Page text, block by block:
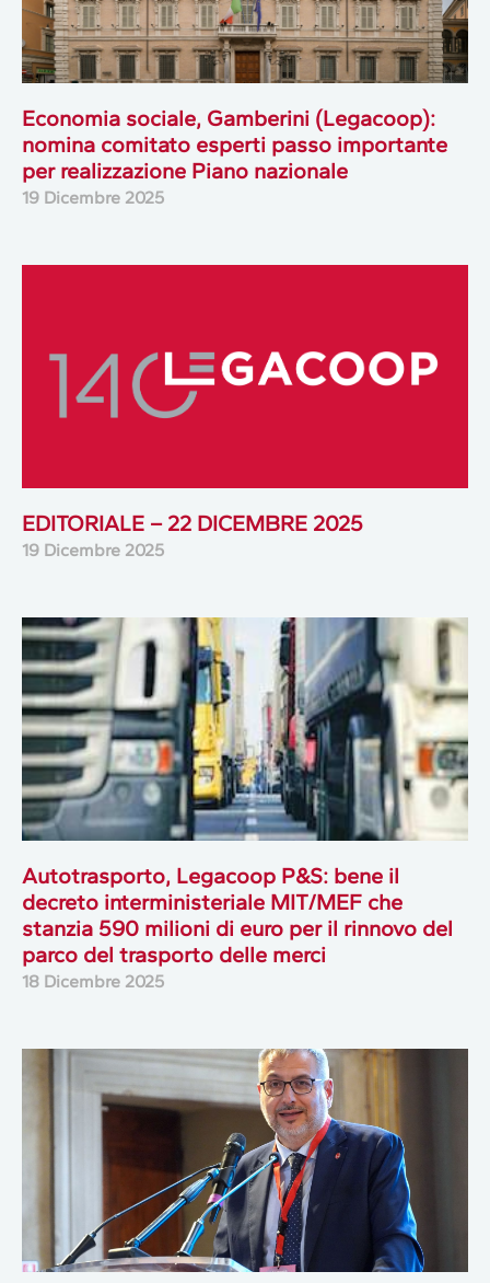
Economia sociale, Gamberini (Legacoop):
nomina comitato esperti passo importante
per realizzazione Piano nazionale
19 Dicembre 2025
EDITORIALE – 22 DICEMBRE 2025
19 Dicembre 2025
Autotrasporto, Legacoop P&S: bene il
decreto interministeriale MIT/MEF che
stanzia 590 milioni di euro per il rinnovo del
parco del trasporto delle merci
18 Dicembre 2025